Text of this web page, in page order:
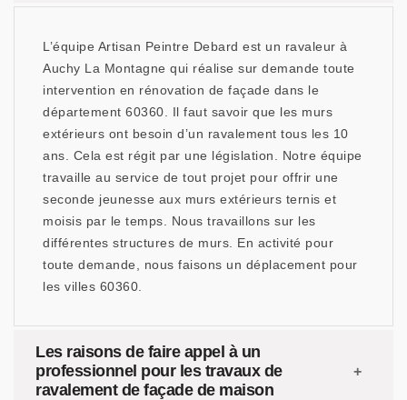
L’équipe Artisan Peintre Debard est un ravaleur à
Auchy La Montagne qui réalise sur demande toute
intervention en rénovation de façade dans le
département 60360. Il faut savoir que les murs
extérieurs ont besoin d’un ravalement tous les 10
ans. Cela est régit par une législation. Notre équipe
travaille au service de tout projet pour offrir une
seconde jeunesse aux murs extérieurs ternis et
moisis par le temps. Nous travaillons sur les
différentes structures de murs. En activité pour
toute demande, nous faisons un déplacement pour
les villes 60360.
Les raisons de faire appel à un
professionnel pour les travaux de
ravalement de façade de maison